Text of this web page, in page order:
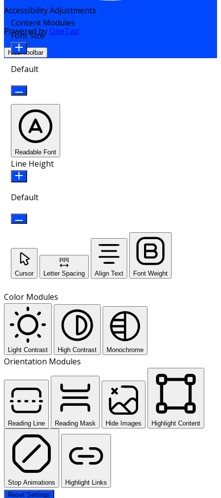
Accessibility Adjustments
Powered by OneTap
Hide Toolbar
Content Modules
Font Size
Default
Readable Font
Line Height
Default
Cursor Letter Spacing Align Text Font Weight
Color Modules
Light Contrast High Contrast Monochrome
Orientation Modules
Reading Line Reading Mask Hide Images Highlight Content
Stop Animations
Highlight Links
Reset Settings